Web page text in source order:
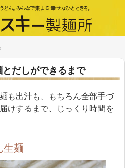
だしができるまで
も出汁も、もちろん全部手づ
けするまで、じっくり時間を
生麺